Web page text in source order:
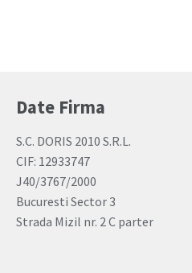
Date Firma
S.C. DORIS 2010 S.R.L.
CIF: 12933747
J40/3767/2000
Bucuresti Sector 3
Strada Mizil nr. 2 C parter